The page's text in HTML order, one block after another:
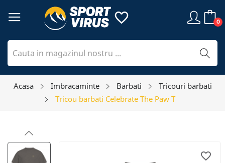
0
favorite_border
Acasa Imbracaminte Barbati
Tricouri barbati
Tricou barbati Celebrate The Paw T
favorite_border